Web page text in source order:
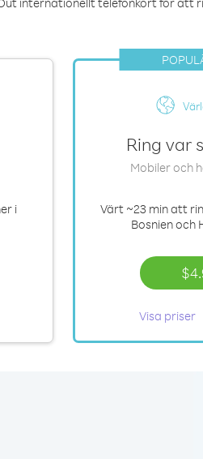
i
Ring var
Mobiler och
Värt ~23 minatt
Bosnien och
Visa priser